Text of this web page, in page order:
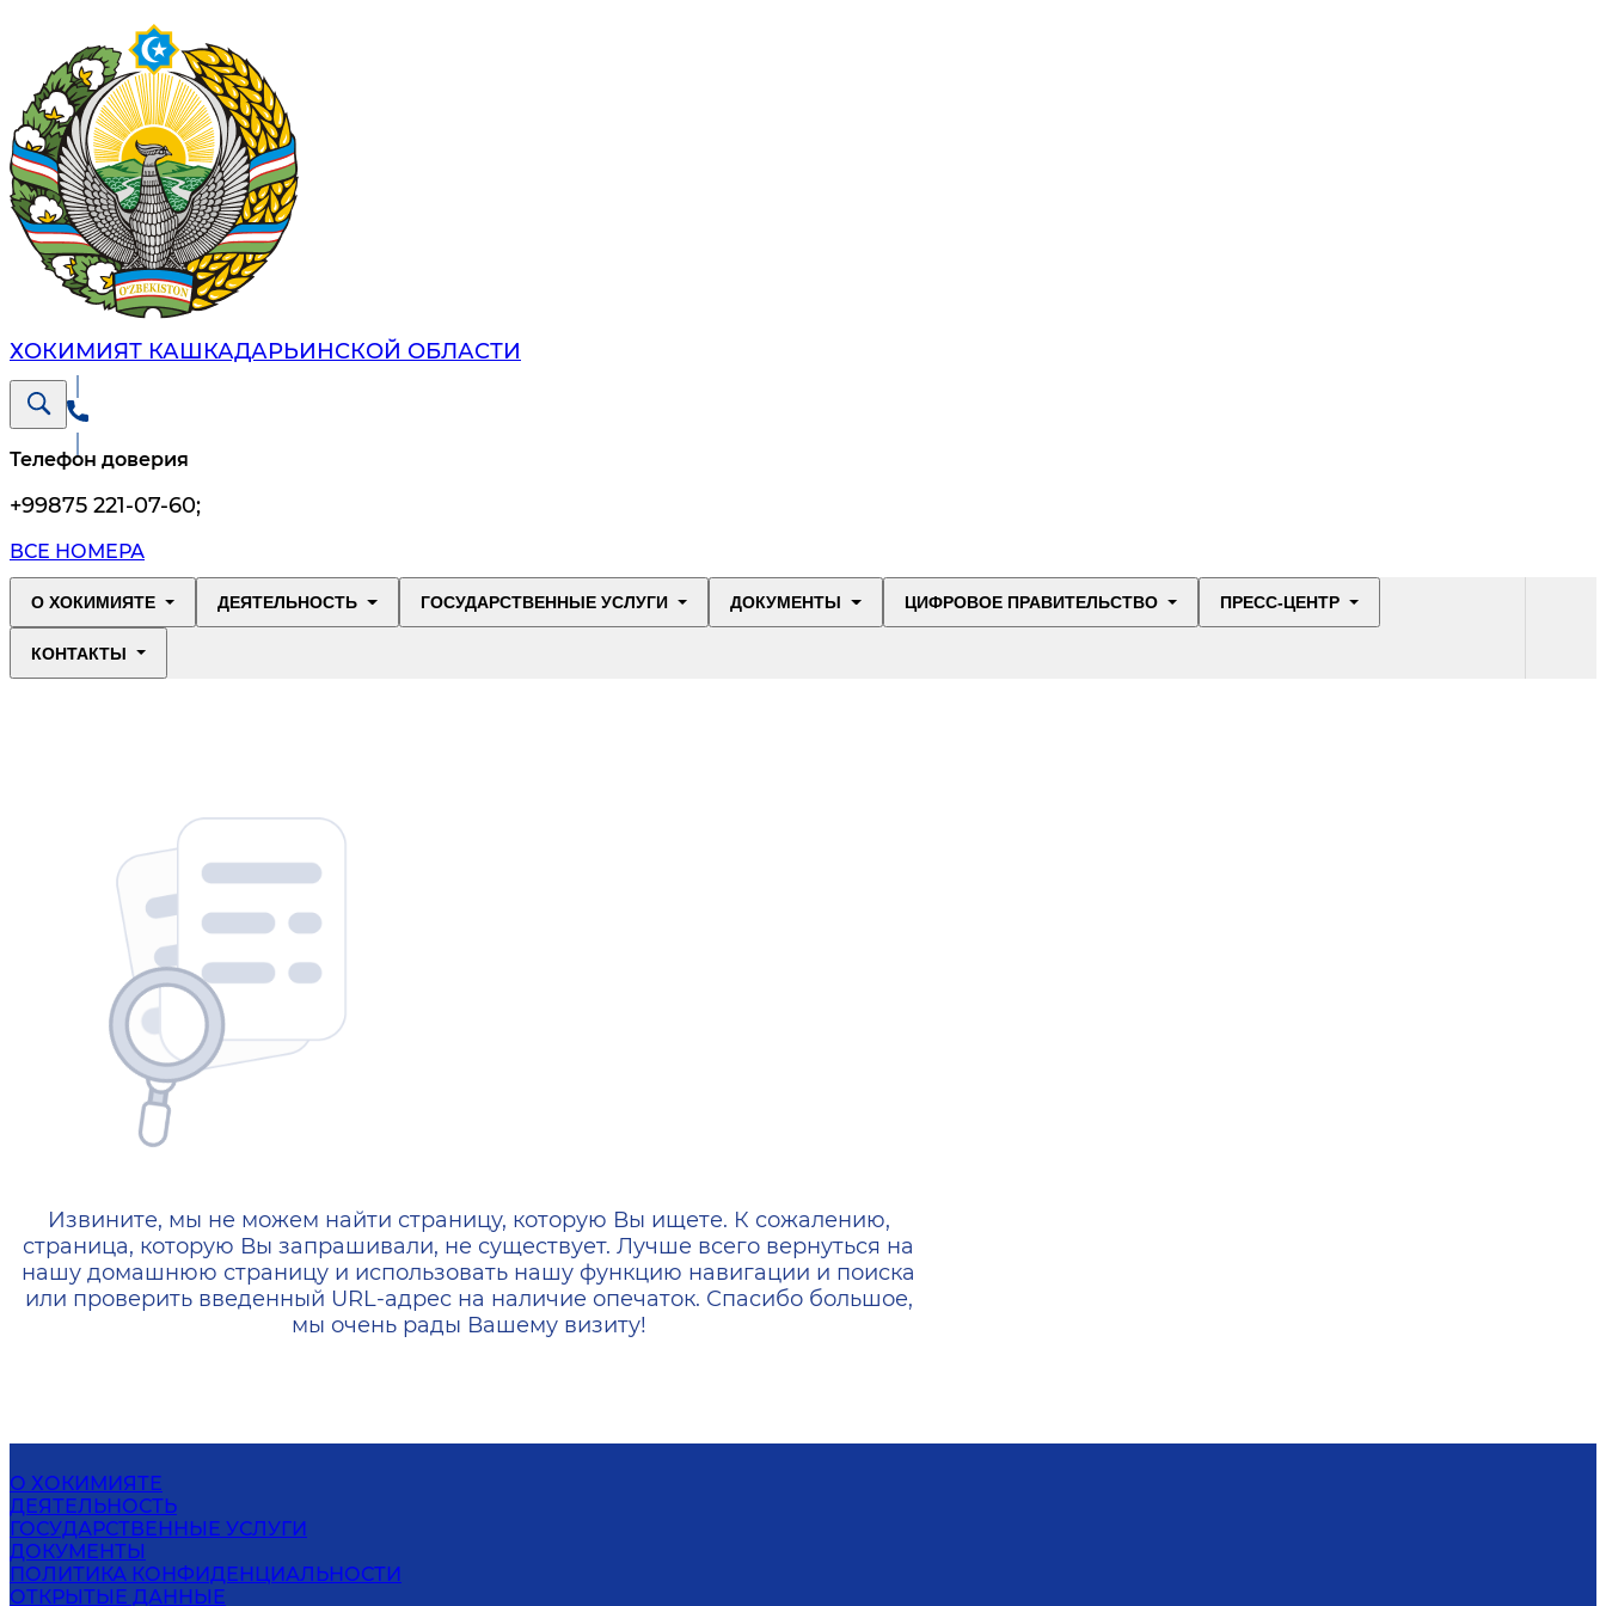
ХОКИМИЯТ КАШКАДАРЬИНСКОЙ ОБЛАСТИ
Телефон доверия
+99875 221-07-60;
ВСЕ НОМЕРА
О ХОКИМИЯТЕ ДЕЯТЕЛЬНОСТЬ ГОСУДАРСТВЕННЫЕ УСЛУГИ ДОКУМЕНТЫ ЦИФРОВОЕ ПРАВИТЕЛЬСТВО ПРЕСС-ЦЕНТР
КОНТАКТЫ
404 — Страница не найдена
Извините, мы не можем найти страницу, которую Вы ищете. К сожалению,
страница, которую Вы запрашивали, не существует. Лучше всего вернуться на
нашу домашнюю страницу и использовать нашу функцию навигации и поиска
или проверить введенный URL-адрес на наличие опечаток. Спасибо большое,
мы очень рады Вашему визиту!
О ХОКИМИЯТЕ
ДЕЯТЕЛЬНОСТЬ
ГОСУДАРСТВЕННЫЕ УСЛУГИ
ДОКУМЕНТЫ
ПОЛИТИКА КОНФИДЕНЦИАЛЬНОСТИ
ОТКРЫТЫЕ ДАННЫЕ